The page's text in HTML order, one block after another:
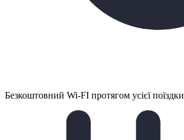
Безкоштовний Wi-FI протягом усієї поїздки